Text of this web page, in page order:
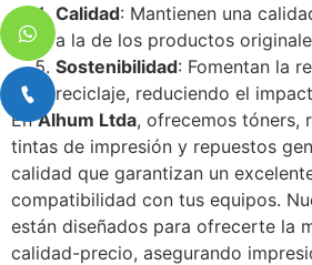
Calidad: Mantienen una
a la de los productos
Sostenibilidad: Fomentan la
reciclaje, reduciendo el
EnAlhum Ltda, ofrecemos tóners,
tintas de impresión y repuestos
calidad que garantizan un
compatibilidad con tus equipos.
están diseñados para ofrecerte la
calidad-precio, asegurando